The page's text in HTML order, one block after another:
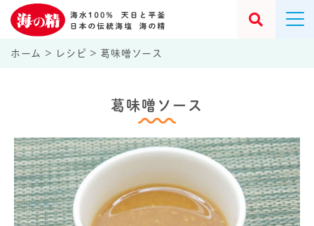
ホーム > レシピ > 葛味噌ソース
葛味噌ソース